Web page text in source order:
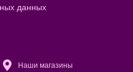
данных
Наши магазины